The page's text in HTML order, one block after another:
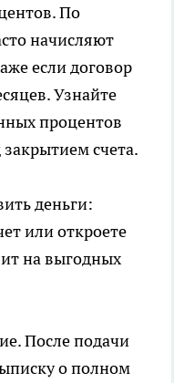
По
начисляют
если договор
Узнайте
процентов
счета.
деньги:
или откроете
на выгодных
После подачи
о полном